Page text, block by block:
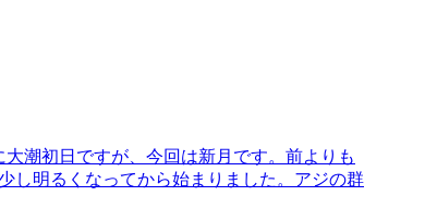
潮初日ですが、今回は新月です。前よりも
し明るくなってから始まりました。アジの群